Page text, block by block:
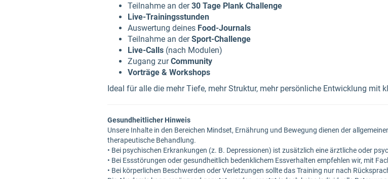
Teilnahme an der30 Tage Plank Challenge
Live-Trainingsstunden
Auswertung deines Food-Journals
Teilnahme an derSport-Challenge
Live-Calls (nach Modulen)
Zugang zurCommunity
Vorträge & Workshops
Ideal für alle die mehr Tiefe, mehr Struktur, mehr persönliche Entwicklung mit
Gesundheitlicher Hinweis
Unsere Inhalte in den Bereichen Mindset, Ernährung und Bewegung dienen der
therapeutische Behandlung.
• Bei psychischen Erkrankungen (z. B. Depressionen) ist zusätzlich eine ärztliche oder
• Bei Essstörungen oder gesundheitlich bedenklichem Essverhalten empfehlen wir, mit
• Bei körperlichen Beschwerden oder Verletzungen sollte das Training nur nach